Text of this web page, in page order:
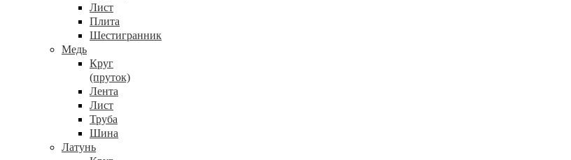
Лист
Плита
Шестигранник
Медь
Круг
(пруток)
Лента
Лист
Труба
Шина
Латунь